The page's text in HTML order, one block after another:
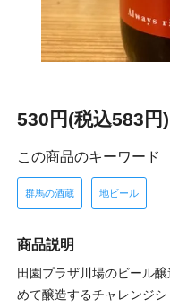
530円(税込583円)
この商品のキーワード
群馬の酒蔵 地ビール
商品説明
田園プラザ川場のビール
めて醸造するチャレンジシ